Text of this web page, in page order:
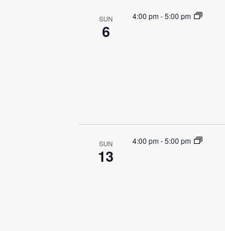
SUN
6
4:00 pm-5:00 pm
SUN
13
4:00 pm-5:00 pm